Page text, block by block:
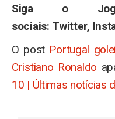
Siga o
sociais: Twitter,
O post Portugal
Cristiano Ronaldo
10 | Últimas notícias